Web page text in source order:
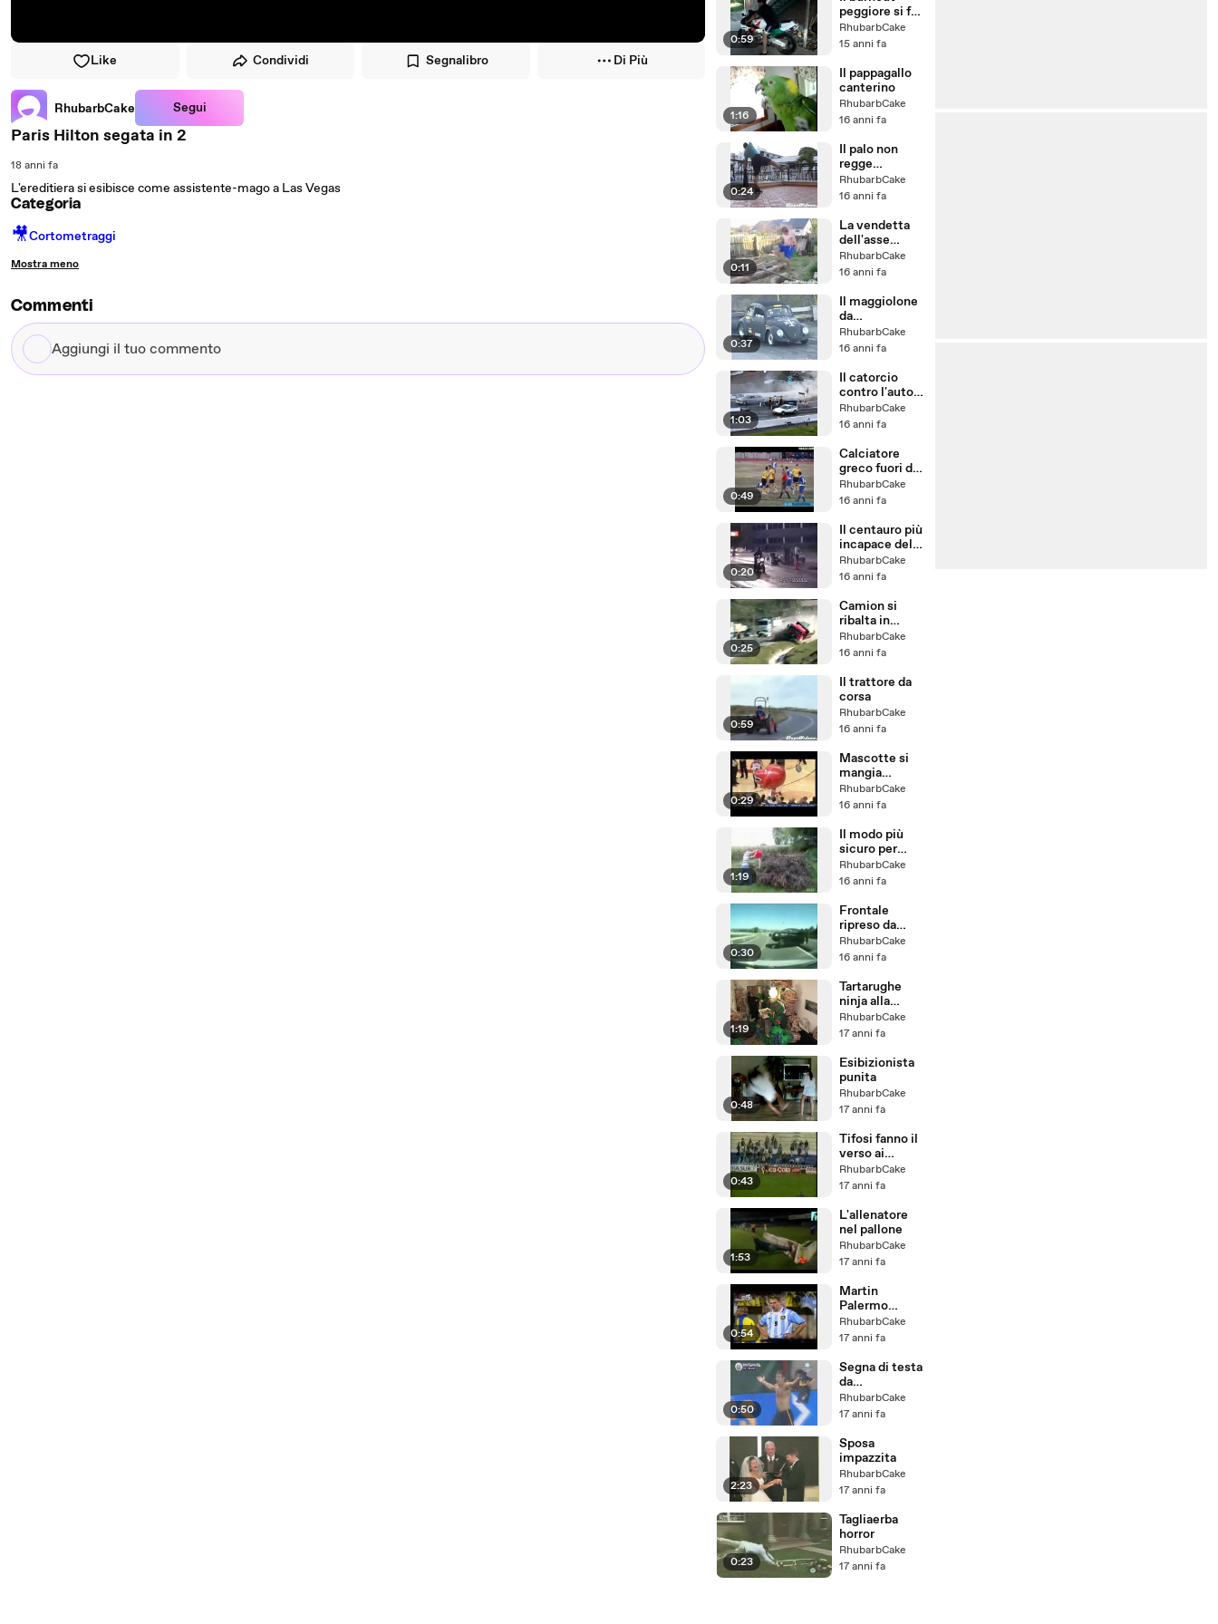
Like Condividi Segnalibro Di Più
RhubarbCake Segui
Paris Hilton segata in 2
18 anni fa
L'ereditiera si esibisce come assistente-mago a Las Vegas
Categoria
🎥Cortometraggi
Mostra meno
Commenti
Aggiungi
il
0:59
peggiore si fa
nel cortile di
casa
RhubarbCake
15 anni fa
1:16
Il pappagallo
canterino
RhubarbCake
16 anni fa
0:24
Il palo non
regge
l'acrobata
RhubarbCake
16 anni fa
0:11
La vendetta
dell'asse
spezzata
RhubarbCake
16 anni fa
0:37
Il maggiolone
da
competizione
RhubarbCake
16 anni fa
1:03
Il catorcio
contro l'auto
sportiva
RhubarbCake
16 anni fa
0:49
Calciatore
greco fuori di
testa
RhubarbCake
16 anni fa
0:20
Il centauro più
incapace del
ventunesimo
secolo
RhubarbCake
16 anni fa
0:25
Camion si
ribalta in
strada
RhubarbCake
16 anni fa
0:59
Il trattore da
corsa
RhubarbCake
16 anni fa
0:29
Mascotte si
mangia
Cheerleader
RhubarbCake
16 anni fa
1:19
Il modo più
sicuro per
bruciare le
sterpaglie
RhubarbCake
16 anni fa
0:30
Frontale
ripreso da
telecamera a
bordo
RhubarbCake
16 anni fa
1:19
Tartarughe
ninja alla
riscossa
RhubarbCake
17 anni fa
0:48
Esibizionista
punita
RhubarbCake
17 anni fa
0:43
Tifosi fanno il
verso ai
guardalinee
RhubarbCake
17 anni fa
1:53
L'allenatore
nel pallone
RhubarbCake
17 anni fa
0:54
Martin
Palermo
sbaglia 3 rigori
di fila
RhubarbCake
17 anni fa
0:50
Segna di testa
da
centrocampo
RhubarbCake
17 anni fa
2:23
Sposa
impazzita
RhubarbCake
17 anni fa
0:23
Tagliaerba
horror
RhubarbCake
17 anni fa